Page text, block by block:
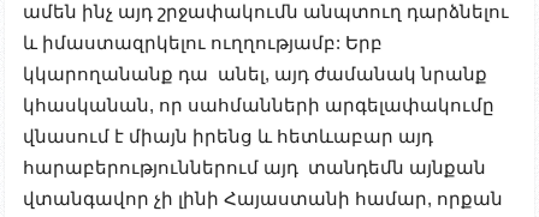
ամեն ինչ այդ շրջափակումն անպտուղ դարձնելու
և իմաստազրկելու ուղղությամբ: Երբ
կկարողանանք դա անել, այդ ժամանակ նրանք
կհասկանան, որ սահմանների արգելափակումը
վնասում է միայն իրենց և հետևաբար այդ
հարաբերություններում այդ տանդեմն այնքան
վտանգավոր չի լինի Հայաստանի համար, որքան